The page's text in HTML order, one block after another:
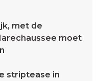
met de
moet
striptease in